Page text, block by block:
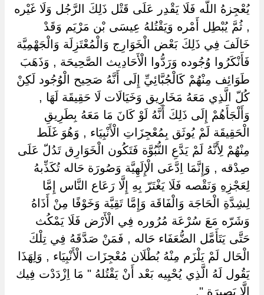
يُعْجِزهُ اللَّه فَلَا يَقْدِر عَلَى قَتْل ذَلِكَ الرَّجُل وَلَا غَيْره
, ثُمَّ يُبْطِل أَمْره وَيَقْتُلهُ عِيسَى بْن مَرْيَم وَقَدْ
خَالَفَ فِي ذَلِكَ بَعْض الْخَوَارِج وَالْمُعْتَزِلَة وَالْجَهْمِيَّة
فَأَنْكَرُوا وُجُوده وَرَدُّوا الْأَحَادِيث الصَّحِيحَة , وَذَهَبَ
طَوَائِف مِنْهُمْ كَالْجُبَّائِيِّ إِلَى أَنَّهُ صَحِيح الْوُجُود لَكِنْ
كُلّ الَّذِي مَعَهُ مَخَارِيق وَخَيَالَات لَا حَقِيقَة لَهَا ,
وَأَلْجَأَهُمْ إِلَى ذَلِكَ أَنَّهُ لَوْ كَانَ مَا مَعَهُ بِطَرِيقِ
الْحَقِيقَة لَمْ يُوثَق بِمُعْجِزَاتِ الْأَنْبِيَاء , وَهُوَ غَلَط
مِنْهُمْ لِأَنَّهُ لَمْ يَدَّعِ النُّبُوَّة فَتَكُون الْخَوَارِق تَدُلّ عَلَى
صِدْقه , وَإِنَّمَا اِدَّعَى الْإِلَهِيَّة وَصُورَة حَاله تُكَذِّبهُ
لِعَجْزِهِ وَنَقْصه فَلَا يَغْتَرّ بِهِ إِلَّا رَعَاع النَّاس إِمَّا
لِشِدَّةِ الْحَاجَة وَالْفَاقَة وَإِمَّا تَقِيَّة وَخَوْفًا مِنْ أَذَاهُ
وَشَرّه مَعَ سُرْعَة مُرُوره فِي الْأَرْض فَلَا يَمْكُث
حَتَّى يَتَأَمَّل الضُّعَفَاء حَاله , فَمَنْ صَدَّقَهُ فِي تِلْكَ
الْحَال لَمْ يَلْزَم مِنْهُ بُطْلَان مُعْجِزَات الْأَنْبِيَاء , وَلِهَذَا
يَقُول لَهُ الَّذِي يُحْيِيه بَعْد أَنْ يَقْتُلهُ " مَا اِزْدَدْت فِيك
إِلَّا بَصِيرَة ".